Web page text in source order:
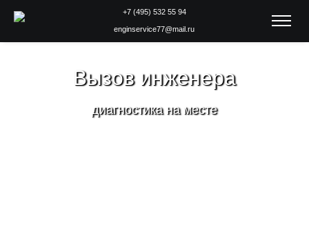
+7 (495) 532 55 94
enginservice77@mail.ru
Вызов инженера
диагностика на месте